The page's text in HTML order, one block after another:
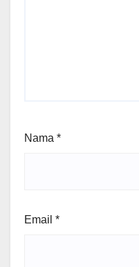
Nama *
Email *